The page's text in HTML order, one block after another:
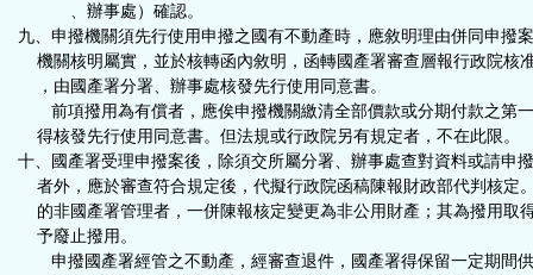
、辦事處）確認。
九、申撥機關須先行使用申撥之國有不動產時，應敘明理由併同申撥
機關核明屬實，並於核轉函內敘明，函轉國產署審查層報行政院核
，由國產署分署、辦事處核發先行使用同意書。
前項撥用為有償者，應俟申撥機關繳清全部價款或分期付款之第
得核發先行使用同意書。但法規或行政院另有規定者，不在此限。
十、國產署受理申撥案後，除須交所屬分署、辦事處查對資料或請申
者外，應於審查符合規定後，代擬行政院函稿陳報財政部代判核定
的非國產署管理者，一併陳報核定變更為非公用財產；其為撥用取
予廢止撥用。
申撥國產署經管之不動產，經審查退件，國產署得保留一定期間